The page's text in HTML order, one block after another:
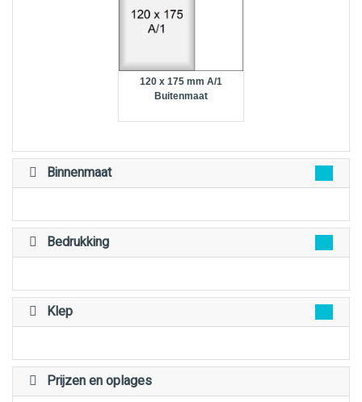
120 x 175 mm A/1
Buitenmaat
Binnenmaat
Bedrukking
Klep
Prijzen en oplages